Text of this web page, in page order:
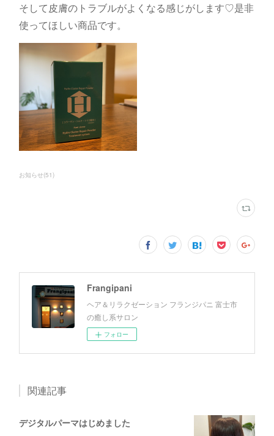
そして皮膚のトラブルがよくなる感じがします♡是非
使ってほしい商品です。
お知らせ(51)
Frangipani
ヘア＆リラクゼーション フランジパニ 富士市
の癒し系サロン
フォロー
関連記事
デジタルパーマはじめました